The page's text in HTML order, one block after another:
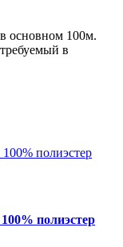
основном 100м.
в
полиэстер